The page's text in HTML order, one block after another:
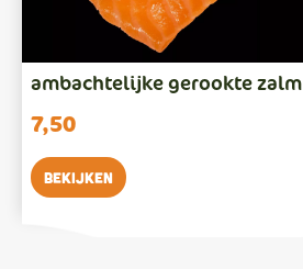
ambachtelijke gerookte zalm
7,50
Bekijken